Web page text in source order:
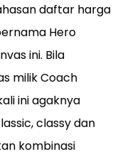
daftar harga
Hero
ini. Bila
milik Coach
ini agaknya
classy dan
kombinasi